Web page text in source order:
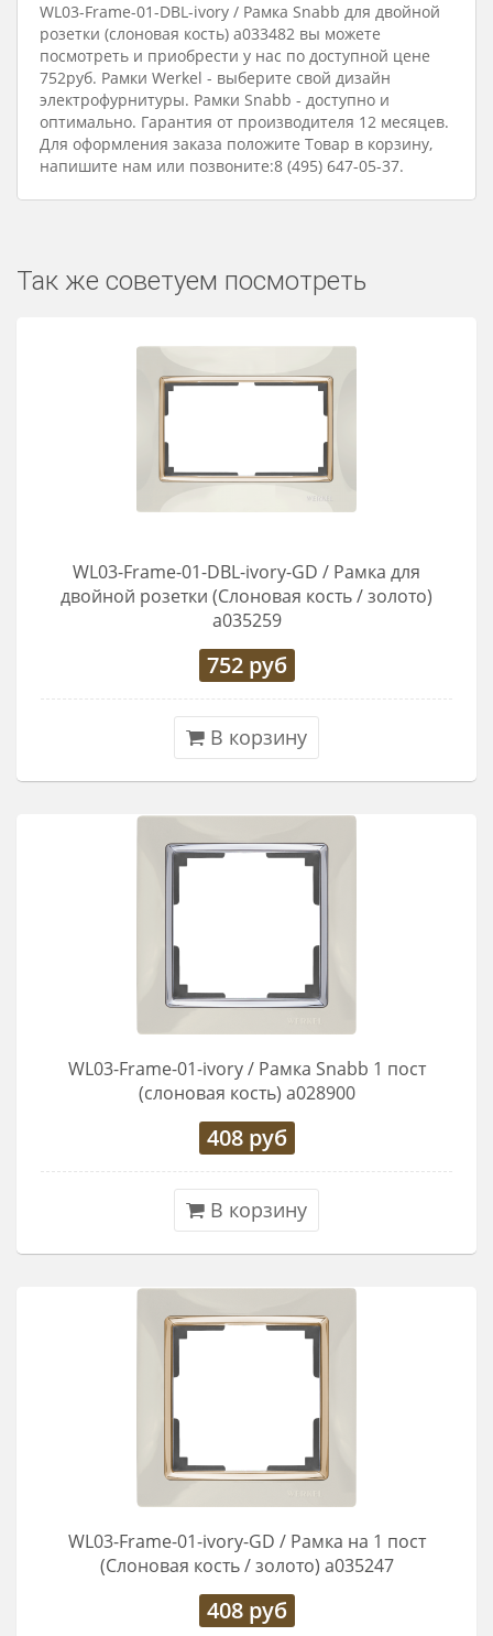
WL03-Frame-01-DBL-ivory / Рамка Snabb для двойной
розетки (слоновая кость) a033482 вы можете
посмотреть и приобрести у нас по доступной цене
752руб. Рамки Werkel - выберите свой дизайн
электрофурнитуры. Рамки Snabb - доступно и
оптимально. Гарантия от производителя 12 месяцев.
Для оформления заказа положите Товар в корзину,
напишите нам или позвоните:8 (495) 647-05-37.
Так же советуем посмотреть
WL03-Frame-01-DBL-ivory-GD / Рамка для
двойной розетки (Слоновая кость / золото)
a035259
752руб
В корзину
WL03-Frame-01-ivory / Рамка Snabb 1 пост
(слоновая кость) a028900
408руб
В корзину
WL03-Frame-01-ivory-GD / Рамка на 1 пост
(Слоновая кость / золото) a035247
408руб